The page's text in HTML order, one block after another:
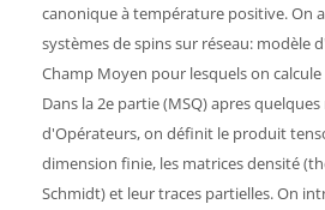
canonique à température positive. On
systèmes de spins sur réseau: modèle
Champ Moyen pour lesquels on
Dans la 2e partie (MSQ) apres
d'Opérateurs, on définit le produit
dimension finie, les matrices densité
Schmidt) et leur traces partielles. On